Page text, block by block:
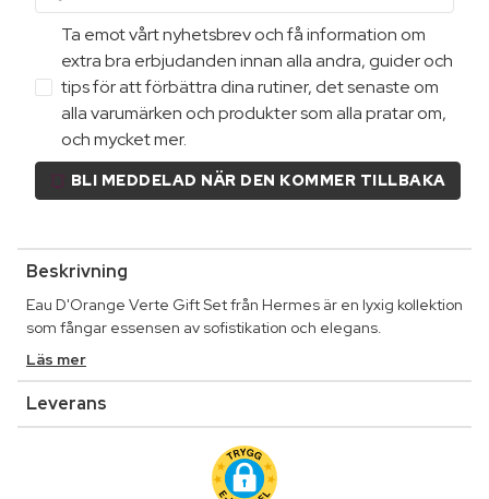
Ta emot vårt nyhetsbrev och få information om
extra bra erbjudanden innan alla andra, guider och
tips för att förbättra dina rutiner, det senaste om
alla varumärken och produkter som alla pratar om,
och mycket mer.
BLI MEDDELAD NÄR DEN KOMMER TILLBAKA
Beskrivning
Eau D'Orange Verte Gift Set från Hermes är en lyxig kollektion
som fångar essensen av sofistikation och elegans.
Läs mer
Leverans